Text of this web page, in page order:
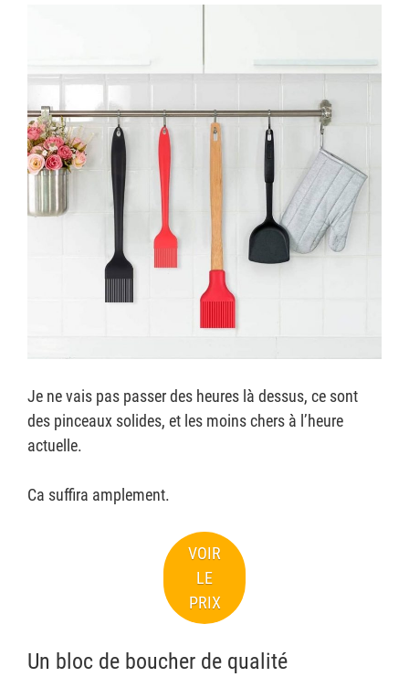
Je ne vais pas passer des heures là dessus, ce sont
des pinceaux solides, et les moins chers à l’heure
actuelle.
Ca suffira amplement.
VOIR
LE
PRIX
Un bloc de boucher de qualité